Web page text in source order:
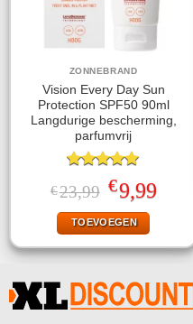
ZONNEBRAND
Vision Every Day Sun
Protection SPF50 90ml
Langdurige bescherming,
parfumvrij
Gewaardeerd
5.00uit 5
€23,99 Oorspronkelijke
prijs
was:
€23,99.
€9,99Huidige
prijs
TOEVOEGEN